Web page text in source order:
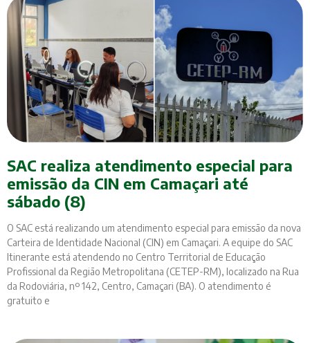
SAC realiza atendimento especial para
emissão da CIN em Camaçari até
sábado (8)
O SAC está realizando um atendimento especial para emissão da nova
Carteira de Identidade Nacional (CIN) em Camaçari. A equipe do SAC
Itinerante está atendendo no Centro Territorial de Educação
Profissional da Região Metropolitana (CETEP-RM), localizado na Rua
da Rodoviária, nº 142, Centro, Camaçari (BA). O atendimento é
gratuito e